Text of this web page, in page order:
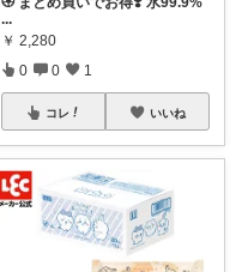
...
￥ 2,280
0 0 1
コレ いいね